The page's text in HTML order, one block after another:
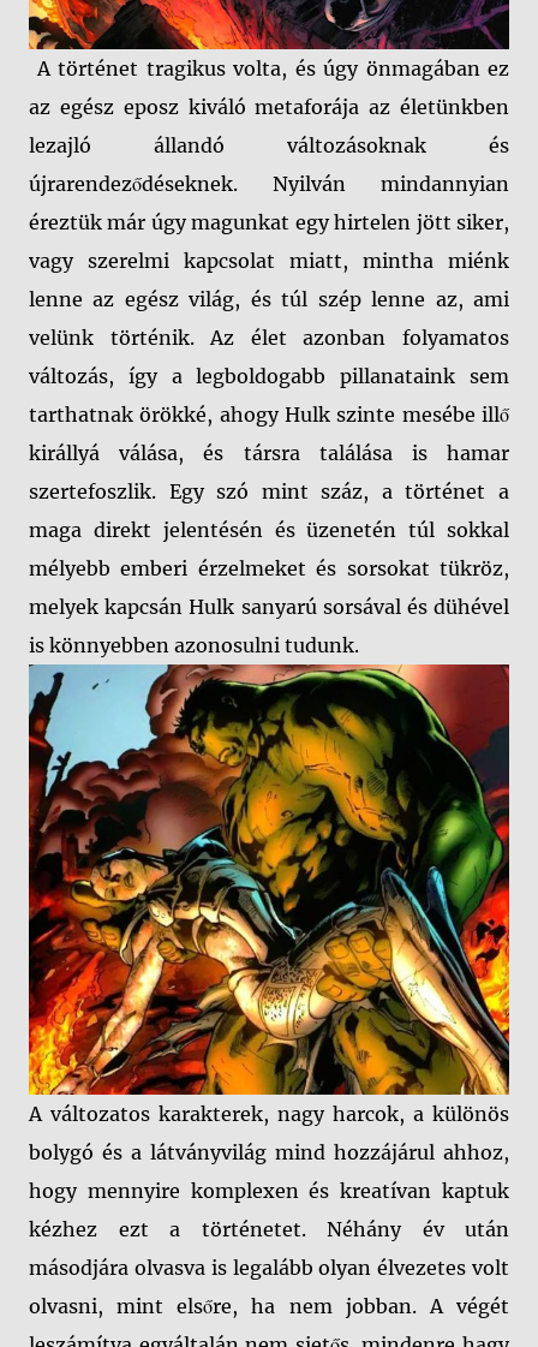
A történet tragikus volta, és úgy önmagában ez
az egész eposz kiváló metaforája az életünkben
lezajló állandó változásoknak és
újrarendeződéseknek. Nyilván mindannyian
éreztük már úgy magunkat egy hirtelen jött siker,
vagy szerelmi kapcsolat miatt, mintha miénk
lenne az egész világ, és túl szép lenne az, ami
velünk történik. Az élet azonban folyamatos
változás, így a legboldogabb pillanataink sem
tarthatnak örökké, ahogy Hulk szinte mesébe illő
királlyá válása, és társra találása is hamar
szertefoszlik. Egy szó mint száz, a történet a
maga direkt jelentésén és üzenetén túl sokkal
mélyebb emberi érzelmeket és sorsokat tükröz,
melyek kapcsán Hulk sanyarú sorsával és dühével
is könnyebben azonosulni tudunk.
A változatos karakterek, nagy harcok, a különös
bolygó és a látványvilág mind hozzájárul ahhoz,
hogy mennyire komplexen és kreatívan kaptuk
kézhez ezt a történetet. Néhány év után
másodjára olvasva is legalább olyan élvezetes volt
olvasni, mint elsőre, ha nem jobban. A végét